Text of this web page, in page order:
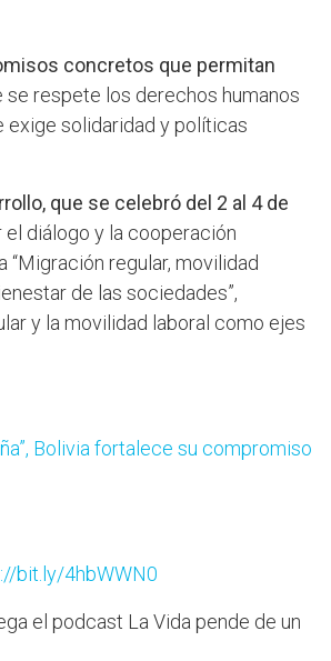
concretos que permitan
se respete los derechos humanos
exige solidaridad y políticas
que se celebró del 2 al 4 de
diálogo y la cooperación
“Migración regular, movilidad
de las sociedades”,
y la movilidad laboral como ejes
Bolivia fortalece su compromiso
bit.ly/4hbWWN0
el podcast La Vida pende de un